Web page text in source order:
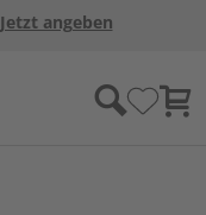
Jetzt angeben